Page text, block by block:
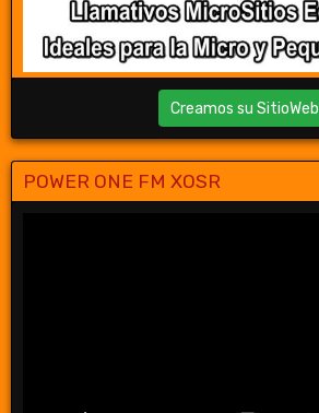
Creamos su SitioWeb
POWER ONE FM XOSR